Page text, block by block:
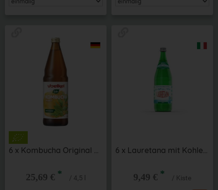
6 x Kombucha Original 0,75 l
25,69 € * / 4,5 l
6 x Lauretana mit Kohlensäure 1 l
9,49 € * / Kiste